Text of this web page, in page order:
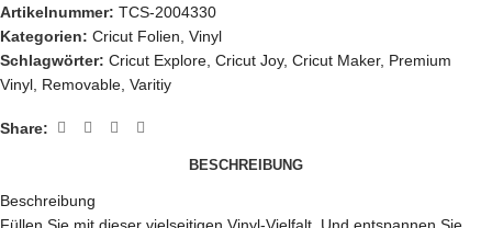
Artikelnummer: TCS-2004330
Kategorien: Cricut Folien, Vinyl
Schlagwörter: Cricut Explore, Cricut Joy, Cricut Maker, Premium
Vinyl, Removable, Varitiy
Share:
BESCHREIBUNG
Beschreibung